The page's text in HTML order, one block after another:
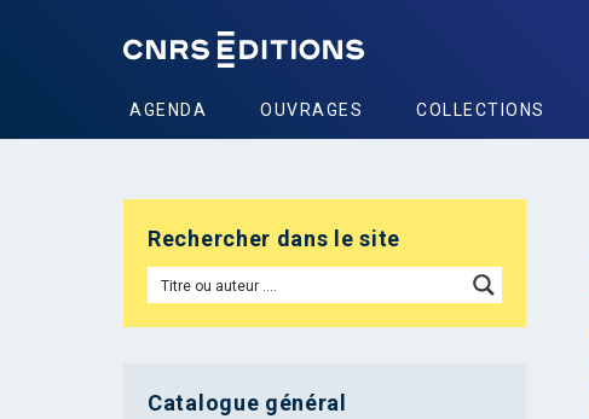
AGENDA OUVRAGES COLLECTIONS
Rechercher dans le site
Catalogue général